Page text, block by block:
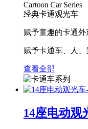
Cartoon Car Series
经典卡通观光车
赋予童趣的卡通外
赋予卡通车、人、
查看全部
14座电动观